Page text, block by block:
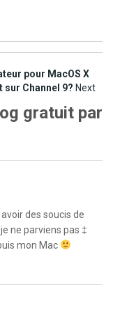
pour MacOS X
sur Channel 9? Next
gratuit par
des soucis de
ne parviens pas ‡
mon Mac